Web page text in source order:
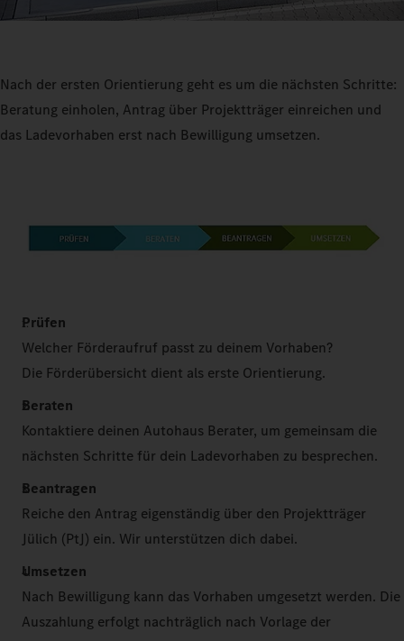
Nach der ersten Orientierung geht es um die nächsten Schritte:
Beratung einholen, Antrag über Projektträger einreichen und
das Ladevorhaben erst nach Bewilligung umsetzen.
Prüfen
Welcher Förderaufruf passt zu deinem Vorhaben?
Die Förderübersicht dient als erste Orientierung.
Beraten
Kontaktiere deinen Autohaus Berater, um gemeinsam die
nächsten Schritte für dein Ladevorhaben zu besprechen.
Beantragen
Reiche den Antrag eigenständig über den Projektträger
Jülich (PtJ) ein. Wir unterstützen dich dabei.
Umsetzen
Nach Bewilligung kann das Vorhaben umgesetzt werden. Die
Auszahlung erfolgt nachträglich nach Vorlage der